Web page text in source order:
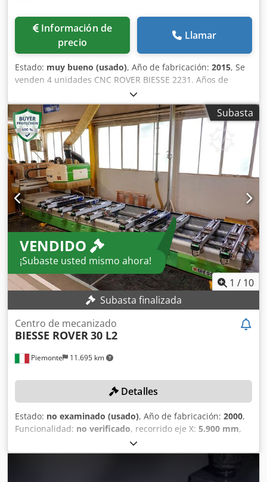
Información de
precio
Llamar
Estado: muy bueno (usado), Año de fabricación: 2015, Se
venden 4 unidades CNC ROVER BIESSE 2231. Años de
fabricación: 2013, 2014, 2015, 2016. En muy buen estado.
Dedpsx Tbk Rjfx Ab Aock
Subasta
VENDIDO
¡Subaste usted mismo ahora!
1 / 10
Subasta finalizada
Piemonte 11.695 km
Centro de mecanizado
BIESSE ROVER30 L2
Detalles
Estado: no examinado (usado), Año de fabricación: 2000,
Funcionalidad: no verificado, recorrido eje X: 5.900 mm,
1.560 mm, avance eje X:
avance Eje Y:60 m/min, velocidad de giro (máx.):20.000
, Sin precio mínimo: ¡venta garantizada al mejor
postor! DETALLES TÉCNICOS Área de trabajo del eje X: